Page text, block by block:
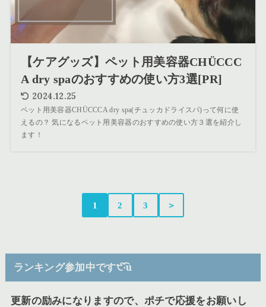
【ケアグッズ】ペット用美容器CHÜCCC
A dry spaのおすすめの使い方3選[PR]
2024.12.25
ペット用美容器CHÜCCCA dry spa(チュッカドライスパ)って何に使
えるの？ 気になるペット用美容器のおすすめの使い方３選を紹介し
ます！
1 2 3 ＞
ランキング参加中です੯‧̀͡u
更新の励みになりますので、ポチで応援をお願いし